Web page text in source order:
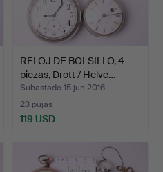
RELOJ DE BOLSILLO, 4
piezas, Drott / Helve…
Subastado 15 jun 2016
23 pujas
119 USD